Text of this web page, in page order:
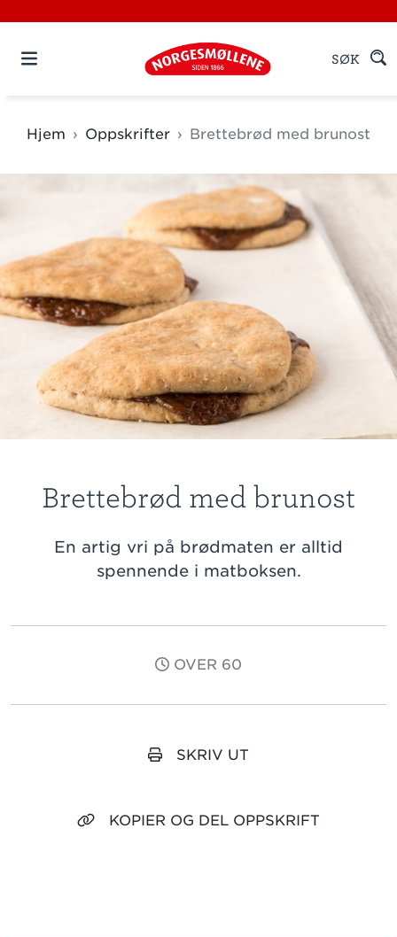
SØK
Hjem Oppskrifter Brettebrød med brunost
Brettebrød med brunost
En artig vri på brødmaten er alltid
spennende i matboksen.
OVER 60
SKRIV UT
KOPIER OG DEL OPPSKRIFT